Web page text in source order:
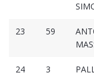
23 59
24 3